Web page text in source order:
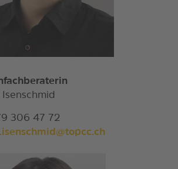
Isenschmid
306 47 72